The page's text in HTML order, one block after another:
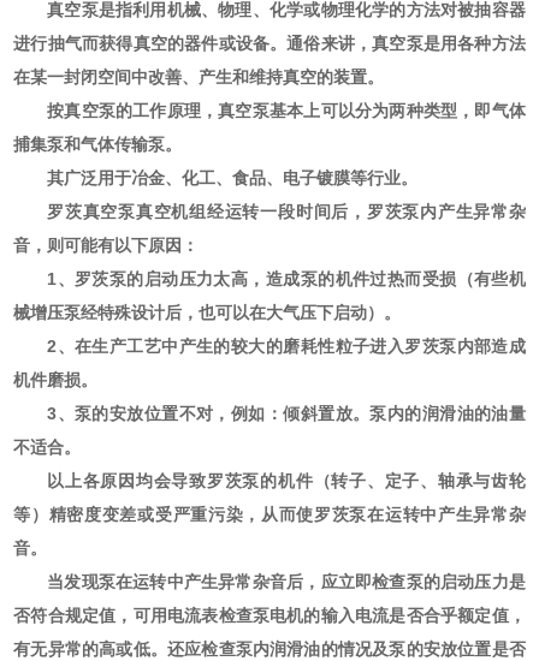
真空泵是指利用机械、物理、化学或物理化学的方法对被抽容器
进行抽气而获得真空的器件或设备。通俗来讲，真空泵是用各种方法
在某一封闭空间中改善、产生和维持真空的装置。
按真空泵的工作原理，真空泵基本上可以分为两种类型，即气体
捕集泵和气体传输泵。
其广泛用于冶金、化工、食品、电子镀膜等行业。
罗茨真空泵真空机组经运转一段时间后，罗茨泵内产生异常杂
音，则可能有以下原因：
1、罗茨泵的启动压力太高，造成泵的机件过热而受损（有些机
械增压泵经特殊设计后，也可以在大气压下启动）。
2、在生产工艺中产生的较大的磨耗性粒子进入罗茨泵内部造成
机件磨损。
3、泵的安放位置不对，例如：倾斜置放。泵内的润滑油的油量
不适合。
以上各原因均会导致罗茨泵的机件（转子、定子、轴承与齿轮
等）精密度变差或受严重污染，从而使罗茨泵在运转中产生异常杂
音。
当发现泵在运转中产生异常杂音后，应立即检查泵的启动压力是
否符合规定值，可用电流表检查泵电机的输入电流是否合乎额定值，
有无异常的高或低。还应检查泵内润滑油的情况及泵的安放位置是否